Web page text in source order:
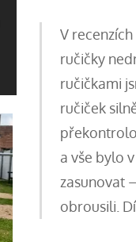
V
ručičky
ručičkami
ručiček
a vše bylo
zasunovat
obrousili.